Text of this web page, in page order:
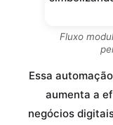
Fluxo
Essa
aumenta a
negócios